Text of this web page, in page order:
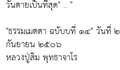
วันตายเป็นที่สุด" .. "
"ธรรมเมตตา ฉบับบที่ ๑๔" วันที่ ๒
กันยายน ๒๕๐๖
หลวงปู่สิม พุทธาจาโร